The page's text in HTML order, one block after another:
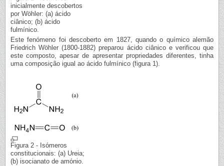
inicialmente descobertos
por Wöhler: (a) ácido
ciânico; (b) ácido
fulmínico.
Este fenómeno foi descoberto em 1827, quando o químico alemão
Friedrich Wöhler (1800-1882) preparou ácido ciânico e verificou que
este composto, apesar de apresentar propriedades diferentes, tinha
uma composição igual ao ácido fulmínico (figura 1).
Figura 2 - Isómeros
constitucionais: (a) Ureia;
(b) isocianato de amónio.